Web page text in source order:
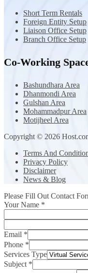
Short Term Rentals
Foreign Entity Setup
Liaison Office Setup
Branch Office Setup
Co-Working
Bashundhara Area
Dhanmondi Area
Gulshan Area
Mohammadpur Area
Motijheel Area
Copyright © 2026
Terms And
Privacy Policy
Disclaimer
News & Blog
Please Fill Out Contact
Your Name *
Email *
Phone *
Services Type
Subject *